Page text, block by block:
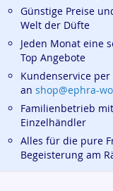
Günstige Preise
Welt der Düfte
Jeden Monat eine
Top Angebote
Kundenservice
an shop@ephra-
Familienbetrieb
Einzelhändler
Alles für die pure
Begeisterung am